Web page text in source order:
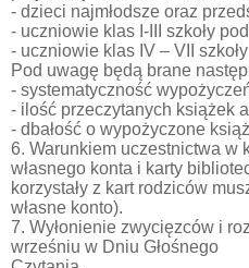
- dzieci najmłodsze oraz
- uczniowie klas I-III szkoły
- uczniowie klas IV – VII
Pod uwagę będą brane
- systematyczność
- ilość przeczytanych książek
- dbałość o wypożyczone
6. Warunkiem uczestnictwa w
własnego konta i karty
korzystały z kart rodziców
własne konto).
7. Wyłonienie zwycięzców i
wrześniu w Dniu Głośnego